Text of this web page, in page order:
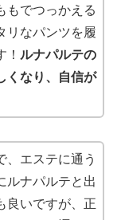
もでつっかえる
リなパンツを履
ルナパルテの
くなり、自信が
、エステに通う
ルナパルテと出
良いですが、正